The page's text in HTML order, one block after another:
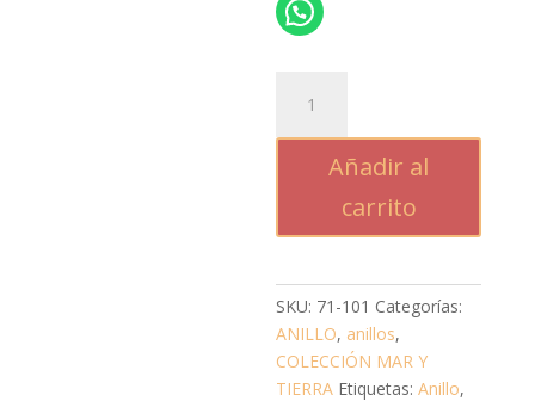
AZUL
cantidad
Añadir al
carrito
SKU: 71-101 Categorías:
ANILLO, anillos,
COLECCIÓN MAR Y
TIERRA Etiquetas:Anillo,